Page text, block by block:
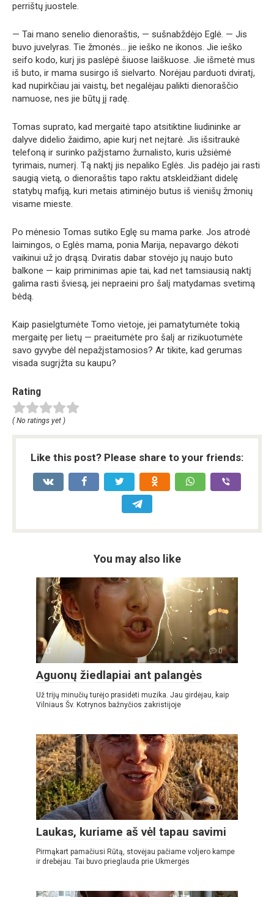
perrištų juostele.
— Tai mano senelio dienoraštis, — sušnabždėjo Eglė. — Jis
buvo juvelyras. Tie žmonės… jie ieško ne ikonos. Jie ieško
seifo kodo, kurį jis paslėpė šiuose laiškuose. Jie išmetė mus
iš buto, ir mama susirgo iš sielvarto. Norėjau parduoti dviratį,
kad nupirkčiau jai vaistų, bet negalėjau palikti dienoraščio
namuose, nes jie būtų jį radę.
Tomas suprato, kad mergaitė tapo atsitiktine liudininke ar
dalyve didelio žaidimo, apie kurį net neįtarė. Jis išsitraukė
telefoną ir surinko pažįstamo žurnalisto, kuris užsiėmė
tyrimais, numerį. Tą naktį jis nepaliko Eglės. Jis padėjo jai rasti
saugią vietą, o dienoraštis tapo raktu atskleidžiant didelę
statybų mafiją, kuri metais atiminėjo butus iš vienišų žmonių
visame mieste.
Po mėnesio Tomas sutiko Eglę su mama parke. Jos atrodė
laimingos, o Eglės mama, ponia Marija, nepavargo dėkoti
vaikinui už jo drąsą. Dviratis dabar stovėjo jų naujo buto
balkone — kaip priminimas apie tai, kad net tamsiausią naktį
galima rasti šviesą, jei nepraeini pro šalį matydamas svetimą
bėdą.
Kaip pasielgtumėte Tomo vietoje, jei pamatytumėte tokią
mergaitę per lietų — praeitumėte pro šalį ar rizikuotumėte
savo gyvybe dėl nepažįstamosios? Ar tikite, kad gerumas
visada sugrįžta su kaupu?
Rating
( No ratings yet )
Like this post? Please share to your friends:
You may also like
LT 0
Aguonų žiedlapiai ant palangės
Už trijų minučių turėjo prasidėti muzika. Jau girdėjau, kaip
Vilniaus Šv. Kotrynos bažnyčios zakristijoje
LT 0
Laukas, kuriame aš vėl tapau savimi
Pirmąkart pamačiusi Rūtą, stovėjau pačiame voljero kampe
ir drebėjau. Tai buvo prieglauda prie Ukmergės